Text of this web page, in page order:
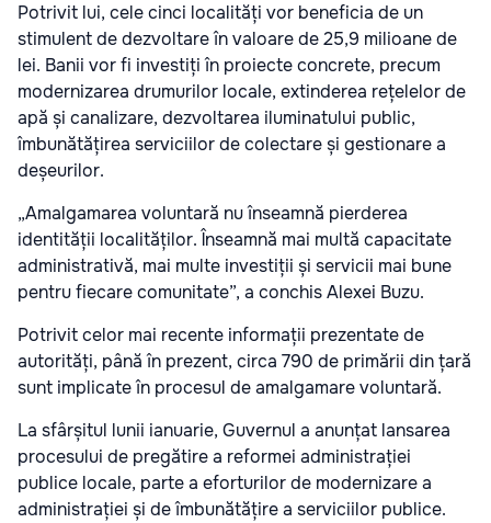
Potrivit lui, cele cinci localități vor beneficia de un
stimulent de dezvoltare în valoare de 25,9 milioane de
lei. Banii vor fi investiți în proiecte concrete, precum
modernizarea drumurilor locale, extinderea rețelelor de
apă și canalizare, dezvoltarea iluminatului public,
îmbunătățirea serviciilor de colectare și gestionare a
deșeurilor.
„Amalgamarea voluntară nu înseamnă pierderea
identității localităților. Înseamnă mai multă capacitate
administrativă, mai multe investiții și servicii mai bune
pentru fiecare comunitate”, a conchis Alexei Buzu.
Potrivit celor mai recente informații prezentate de
autorități, până în prezent, circa 790 de primării din țară
sunt implicate în procesul de amalgamare voluntară.
La sfârșitul lunii ianuarie, Guvernul a anunțat lansarea
procesului de pregătire a reformei administrației
publice locale, parte a eforturilor de modernizare a
administrației și de îmbunătățire a serviciilor publice.